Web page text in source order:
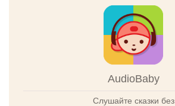
AudioBaby
Слушайте сказки без